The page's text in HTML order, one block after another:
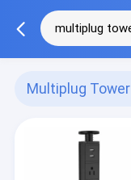
Multiplug Tower